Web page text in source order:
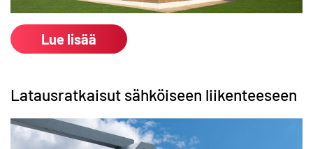
Lue lisää
Latausratkaisut sähköiseen liikenteeseen